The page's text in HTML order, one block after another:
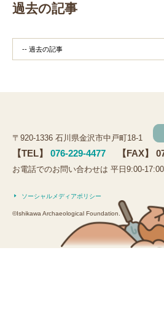
過去の記事
〒920-1336 石川県金沢市中戸町18-1
【TEL】 076-229-4477 【FAX】
お電話でのお問い合わせは 平日9:00-
ソーシャルメディアポリシー
©Ishikawa Archaeological Foundation.